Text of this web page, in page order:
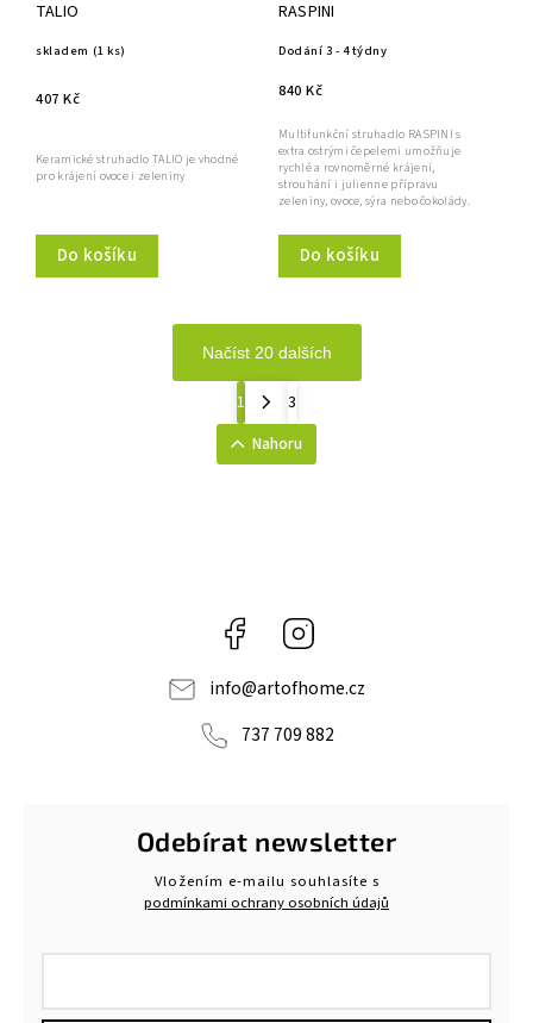
TALIO
skladem (1 ks)
407 Kč
Do košíku
Keramické struhadlo TALIO je vhodné
pro krájení ovoce i zeleniny
RASPINI
Dodání 3 - 4 týdny
840 Kč
Do košíku
Multifunkční struhadlo RASPINI s
extra ostrými čepelemi umožňuje
rychlé a rovnoměrné krájení,
strouhání i julienne přípravu
zeleniny, ovoce, sýra nebo čokolády.
Načíst 20 dalších
1
3
Nahoru
Facebook
info@artofhome.cz
737 709 882
Odebírat newsletter
Vložením e-mailu souhlasíte s
podmínkami ochrany osobních údajů